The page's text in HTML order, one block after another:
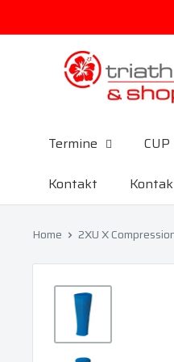
triathlon.de GmbH
Termine CUP
Kontakt
Home 2XU X